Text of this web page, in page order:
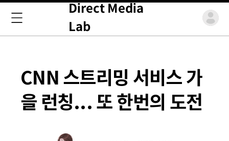
Direct Media
Lab
CNN 스트리밍 서비스 가
을 런칭... 또 한번의 도전